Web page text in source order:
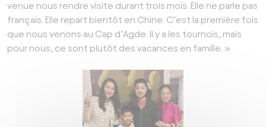
venue nous rendre visite durant trois mois. Elle ne parle pas
français. Elle repart bientôt en Chine. C’est la première fois
que nous venons au Cap d’Agde. Il y a les tournois, mais
pour nous, ce sont plutôt des vacances en famille. »